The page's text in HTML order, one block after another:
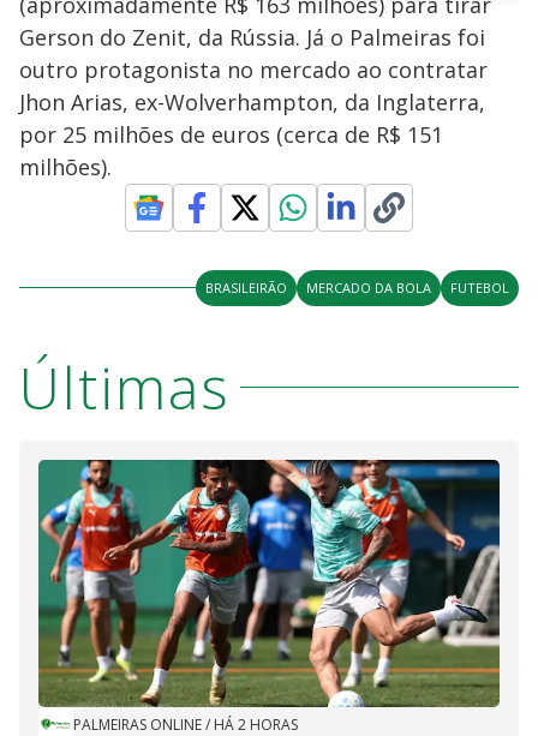
a
y
V
i
d
e
o
d
s
n
o
s
M
u
Gerson do Zenit, da Rússia. Já o Palmeiras foi
outro protagonista no mercado ao contratar
Jhon Arias, ex-Wolverhampton, da Inglaterra,
por 25 milhões de euros (cerca de R$ 151
milhões).
BRASILEIRÃO MERCADO DA BOLA FUTEBOL
Últimas
PALMEIRAS ONLINE/ HÁ 2 HORAS